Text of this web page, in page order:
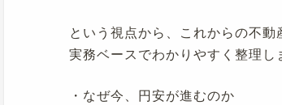
という視点から、これからの不動
実務ベースでわかりやすく整理し
・なぜ今、円安が進むのか